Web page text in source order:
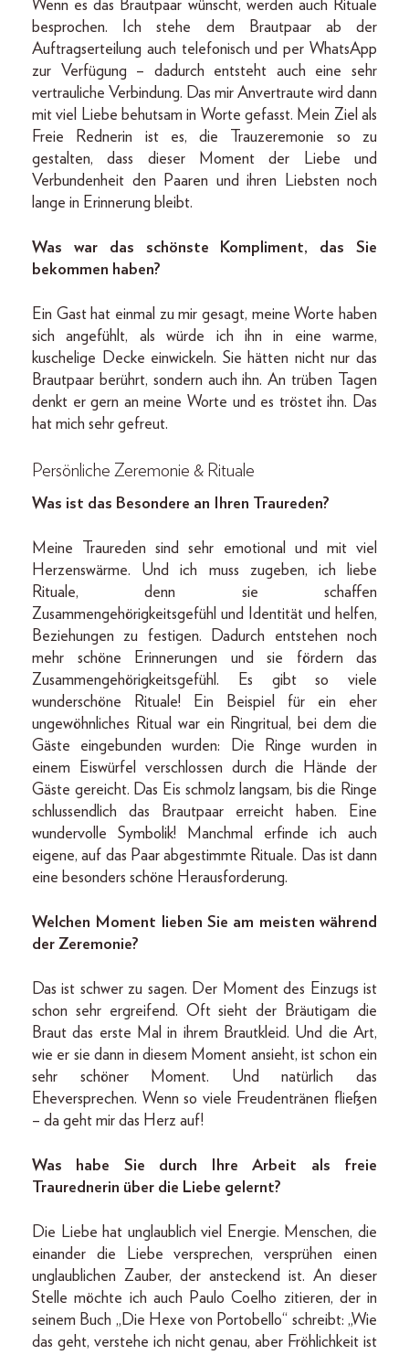
Wenn es das Brautpaar wünscht, werden auch Rituale
besprochen. Ich stehe dem Brautpaar ab der
Auftragserteilung auch telefonisch und per WhatsApp
zur Verfügung – dadurch entsteht auch eine sehr
vertrauliche Verbindung. Das mir Anvertraute wird dann
mit viel Liebe behutsam in Worte gefasst. Mein Ziel als
Freie Rednerin ist es, die Trauzeremonie so zu
gestalten, dass dieser Moment der Liebe und
Verbundenheit den Paaren und ihren Liebsten noch
lange in Erinnerung bleibt.
Was war das schönste Kompliment, das Sie
bekommen haben?
Ein Gast hat einmal zu mir gesagt, meine Worte haben
sich angefühlt, als würde ich ihn in eine warme,
kuschelige Decke einwickeln. Sie hätten nicht nur das
Brautpaar berührt, sondern auch ihn. An trüben Tagen
denkt er gern an meine Worte und es tröstet ihn. Das
hat mich sehr gefreut.
Persönliche Zeremonie & Rituale
Was ist das Besondere an Ihren Traureden?
Meine Traureden sind sehr emotional und mit viel
Herzenswärme. Und ich muss zugeben, ich liebe
Rituale, denn sie schaffen
Zusammengehörigkeitsgefühl und Identität und helfen,
Beziehungen zu festigen. Dadurch entstehen noch
mehr schöne Erinnerungen und sie fördern das
Zusammengehörigkeitsgefühl. Es gibt so viele
wunderschöne Rituale! Ein Beispiel für ein eher
ungewöhnliches Ritual war ein Ringritual, bei dem die
Gäste eingebunden wurden: Die Ringe wurden in
einem Eiswürfel verschlossen durch die Hände der
Gäste gereicht. Das Eis schmolz langsam, bis die Ringe
schlussendlich das Brautpaar erreicht haben. Eine
wundervolle Symbolik! Manchmal erfinde ich auch
eigene, auf das Paar abgestimmte Rituale. Das ist dann
eine besonders schöne Herausforderung.
Welchen Moment lieben Sie am meisten während
der Zeremonie?
Das ist schwer zu sagen. Der Moment des Einzugs ist
schon sehr ergreifend. Oft sieht der Bräutigam die
Braut das erste Mal in ihrem Brautkleid. Und die Art,
wie er sie dann in diesem Moment ansieht, ist schon ein
sehr schöner Moment. Und natürlich das
Eheversprechen. Wenn so viele Freudentränen fließen
– da geht mir das Herz auf!
Was habe Sie durch Ihre Arbeit als freie
Traurednerin über die Liebe gelernt?
Die Liebe hat unglaublich viel Energie. Menschen, die
einander die Liebe versprechen, versprühen einen
unglaublichen Zauber, der ansteckend ist. An dieser
Stelle möchte ich auch Paulo Coelho zitieren, der in
seinem Buch „Die Hexe von Portobello“ schreibt: „Wie
das geht, verstehe ich nicht genau, aber Fröhlichkeit ist